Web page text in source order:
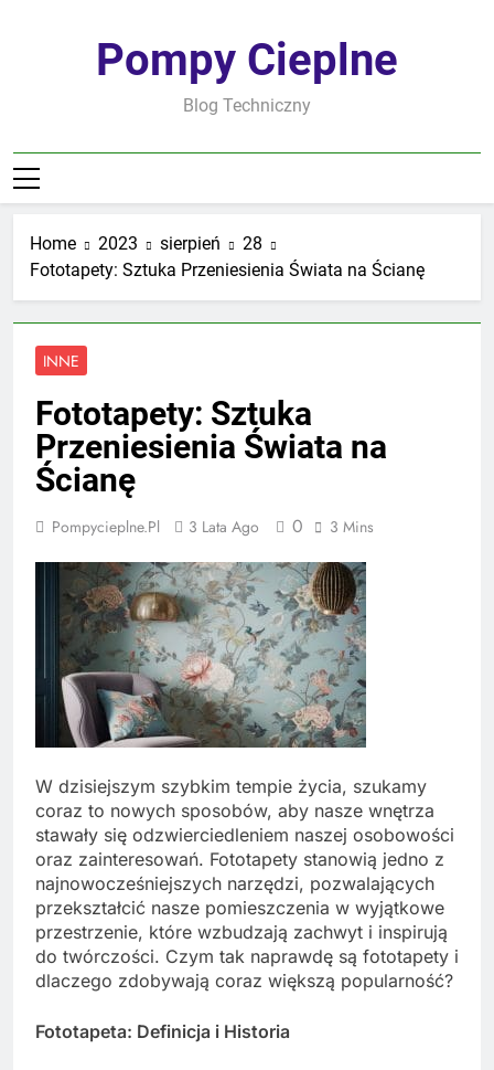
Pompy Cieplne
Blog Techniczny
Home 2023 sierpień
28
Fototapety: Sztuka Przeniesienia Świata na Ścianę
INNE
Fototapety: Sztuka
Przeniesienia Świata na
Ścianę
Pompycieplne.pl 3 Lata Ago 0 3 Mins
W dzisiejszym szybkim tempie życia, szukamy
coraz to nowych sposobów, aby nasze wnętrza
stawały się odzwierciedleniem naszej osobowości
oraz zainteresowań. Fototapety stanowią jedno z
najnowocześniejszych narzędzi, pozwalających
przekształcić nasze pomieszczenia w wyjątkowe
przestrzenie, które wzbudzają zachwyt i inspirują
do twórczości. Czym tak naprawdę są fototapety i
dlaczego zdobywają coraz większą popularność?
Fototapeta: Definicja i Historia